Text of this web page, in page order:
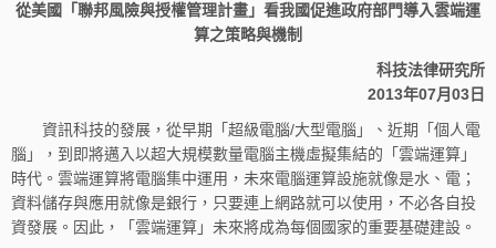
從美國「聯邦風險與授權管理計畫」看我國促進政府部門導入雲端運
算之策略與機制
科技法律研究所
2013年07月03日
資訊科技的發展，從早期「超級電腦/大型電腦」、近期「個人電
腦」，到即將邁入以超大規模數量電腦主機虛擬集結的「雲端運算」
時代。雲端運算將電腦集中運用，未來電腦運算設施就像是水、電；
資料儲存與應用就像是銀行，只要連上網路就可以使用，不必各自投
資發展。因此，「雲端運算」未來將成為每個國家的重要基礎建設。